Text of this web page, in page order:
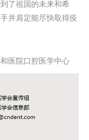
了祖国的未来和希
并肩定能尽快取得疫
医院口腔医学中心